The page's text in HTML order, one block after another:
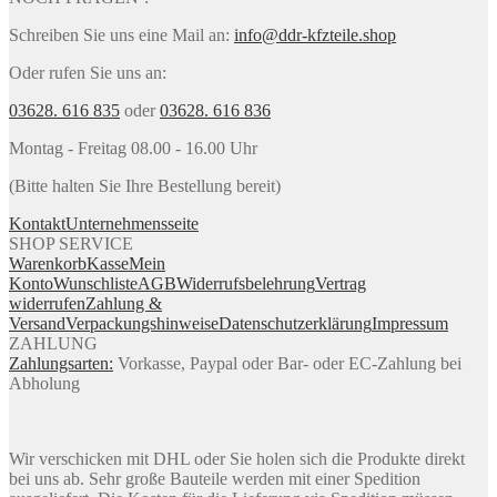
Schreiben Sie uns eine Mail an: info@ddr-kfzteile.shop
Oder rufen Sie uns an:
03628. 616 835 oder03628. 616 836
Montag - Freitag 08.00 - 16.00 Uhr
(Bitte halten Sie Ihre Bestellung bereit)
KontaktUnternehmensseite
SHOP SERVICE
WarenkorbKasseMein
KontoWunschlisteAGBWiderrufsbelehrungVertrag
widerrufenZahlung &
VersandVerpackungshinweiseDatenschutzerklärungImpressum
ZAHLUNG
Zahlungsarten: Vorkasse, Paypal oder Bar- oder EC-Zahlung bei
Abholung
Wir verschicken mit DHL oder Sie holen sich die Produkte direkt
bei uns ab. Sehr große Bauteile werden mit einer Spedition